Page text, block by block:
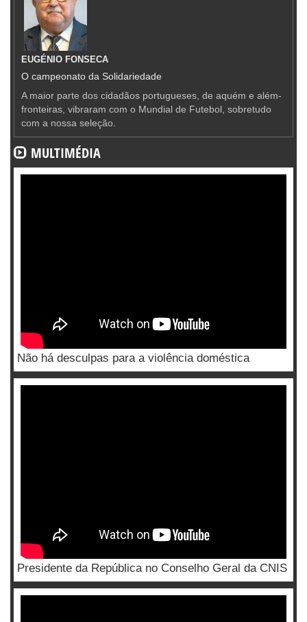
EUGÉNIO FONSECA
O campeonato da Solidariedade
A maior parte dos cidadãos portugueses, de aquém e além-
fronteiras, vibraram com o Mundial de Futebol, sobretudo
com a nossa seleção.
MULTIMÉDIA
Não há desculpas para a violência doméstica
Presidente da República no Conselho Geral da CNIS